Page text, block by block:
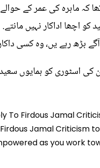
کہ ماہرہ کی عمر کے
کو اچھا اداکار نہیں
بڑھ رہے یں، وہ کسی
اسٹوری کو ہمایوں سعید
To Firdous Jamal
Jamal Criticism
as you work